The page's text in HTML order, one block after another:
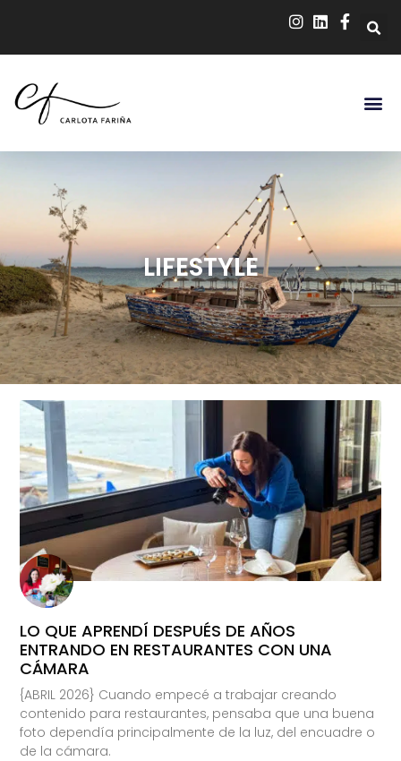
LIFESTYLE
LO QUE APRENDÍ DESPUÉS DE AÑOS
ENTRANDO EN RESTAURANTES CON UNA
CÁMARA
{ABRIL 2026} Cuando empecé a trabajar creando
contenido para restaurantes, pensaba que una buena
foto dependía principalmente de la luz, del encuadre o
de la cámara.